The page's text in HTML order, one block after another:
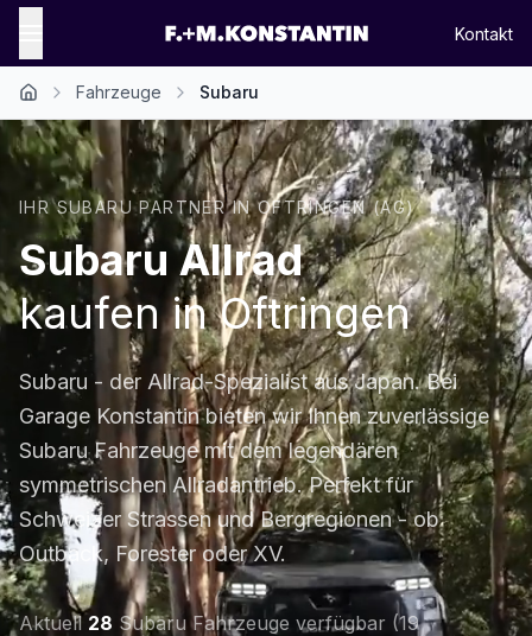
Kontakt
StartseiteFahrzeuge Subaru
IHR SUBARU PARTNER IN OFTRINGEN (AG)
Subaru Allrad
kaufen in Oftringen
Subaru - der Allrad-Spezialist aus Japan. Bei
Garage Konstantin bieten wir Ihnen zuverlässige
Subaru Fahrzeuge mit dem legendären
symmetrischen Allradantrieb. Perfekt für
Schweizer Strassen und Bergregionen - ob
Outback, Forester oder XV.
Aktuell 28 Subaru Fahrzeuge verfügbar (19